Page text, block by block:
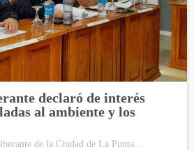
declaró de interés
al ambiente y los
de la Ciudad de La Punta…